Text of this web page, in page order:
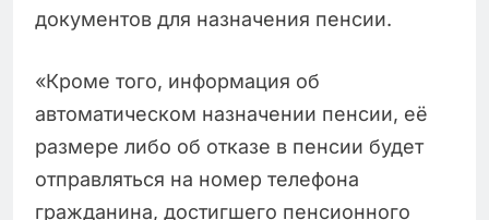
документов для назначения пенсии.
«Кроме того, информация об
автоматическом назначении пенсии, её
размере либо об отказе в пенсии будет
отправляться на номер телефона
гражданина, достигшего пенсионного